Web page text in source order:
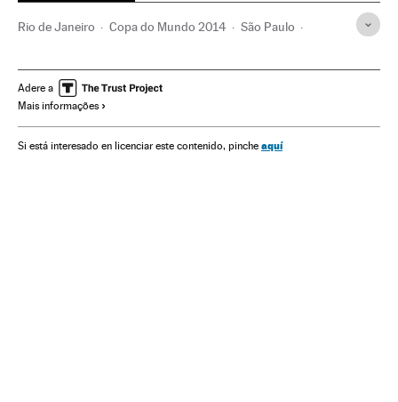
Rio de Janeiro Copa do Mundo 2014 São Paulo
Copa do Mundo Futebol Estado São Paulo
Copa do mundo
América do Sul América Latina Competições
Adere a
Mais informações
Si está interesado en licenciar este contenido, pinche aquí